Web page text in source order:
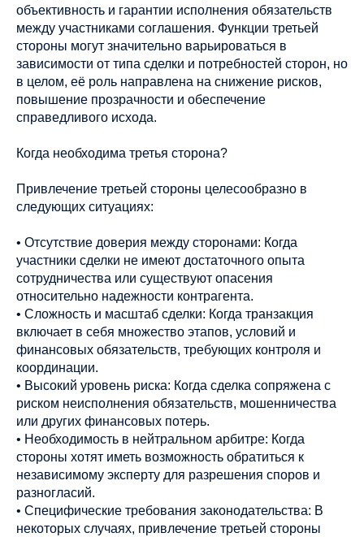
объективность и гарантии исполнения обязательств
между участниками соглашения. Функции третьей
стороны могут значительно варьироваться в
зависимости от типа сделки и потребностей сторон, но
в целом, её роль направлена на снижение рисков,
повышение прозрачности и обеспечение
справедливого исхода.
Когда необходима третья сторона?
Привлечение третьей стороны целесообразно в
следующих ситуациях:
• Отсутствие доверия между сторонами: Когда
участники сделки не имеют достаточного опыта
сотрудничества или существуют опасения
относительно надежности контрагента.
• Сложность и масштаб сделки: Когда транзакция
включает в себя множество этапов, условий и
финансовых обязательств, требующих контроля и
координации.
• Высокий уровень риска: Когда сделка сопряжена с
риском неисполнения обязательств, мошенничества
или других финансовых потерь.
• Необходимость в нейтральном арбитре: Когда
стороны хотят иметь возможность обратиться к
независимому эксперту для разрешения споров и
разногласий.
• Специфические требования законодательства: В
некоторых случаях, привлечение третьей стороны